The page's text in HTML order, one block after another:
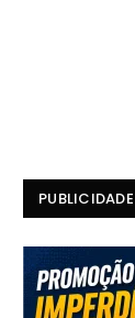
PUBLICIDADE